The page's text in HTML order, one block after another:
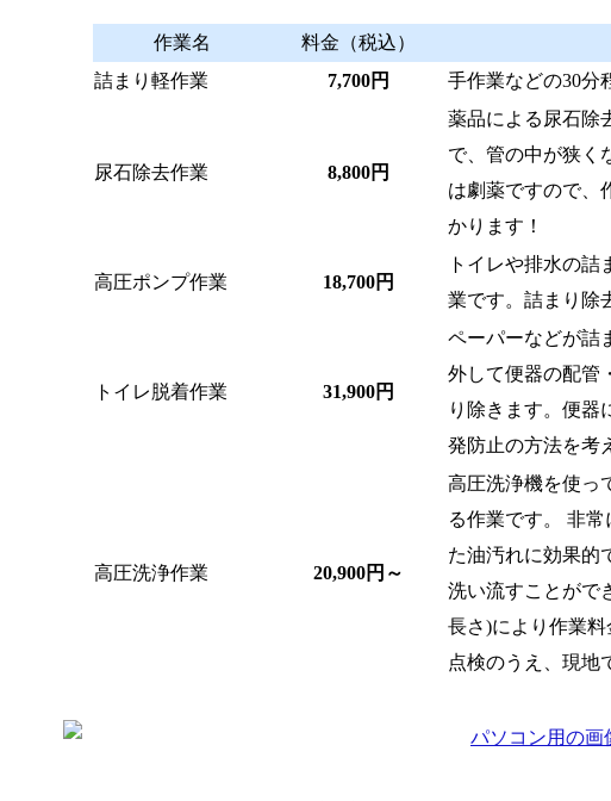
作業名 料金（税込）
詰まり軽作業
7,700円 手作業などの30分
尿石除去作業 8,800円
薬品による尿石除
で、管の中が狭く
は劇薬ですので、
かります！
高圧ポンプ作業 18,700円
トイレや排水の
業です。詰まり除
トイレ脱着作業 31,900円
ペーパーなどが詰
外して便器の配管
り除きます。便器
発防止の方法を考
高圧洗浄作業 20,900円～
高圧洗浄機を使っ
る作業です。 非
た油汚れに効果的
洗い流すことがで
長さ)により作業
点検のうえ、現地